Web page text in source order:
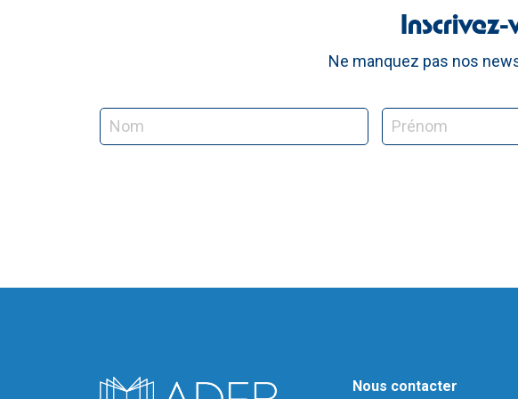
Ne manquez pas nos
Nous contacter